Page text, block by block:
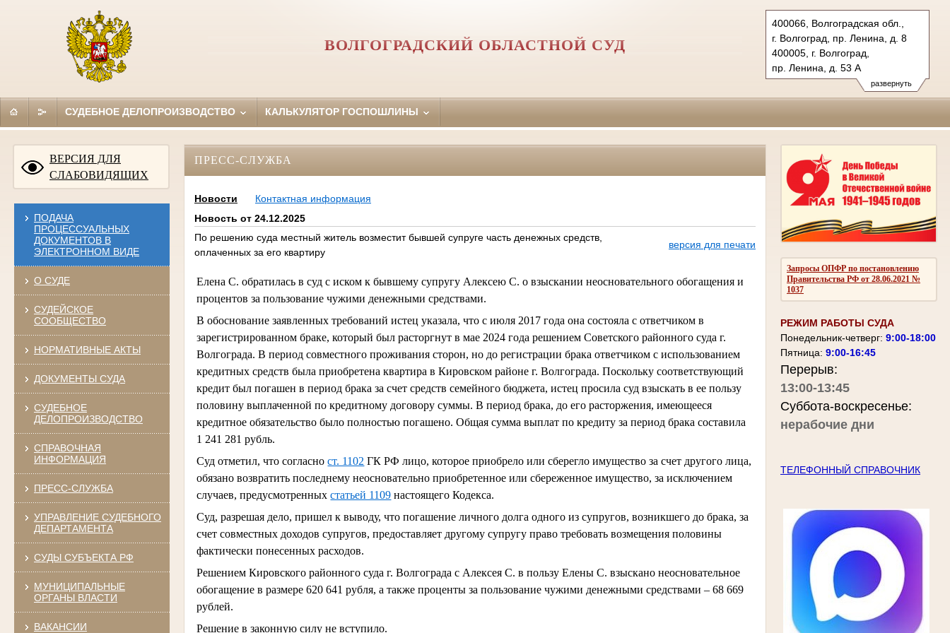
развернуть
400066, Волгоградская обл.,
г. Волгоград, пр. Ленина, д. 8
400005, г. Волгоград,
пр. Ленина, д. 53 А
Тел.: (8442) 38-21-98, 23-87-44
oblsud.vol@sudrf.ru
ВОЛГОГРАДСКИЙ ОБЛАСТНОЙ СУД
СУДЕБНОЕ ДЕЛОПРОИЗВОДСТВО КАЛЬКУЛЯТОР ГОСПОШЛИНЫ
ВЕРСИЯ ДЛЯ
СЛАБОВИДЯЩИХ
ПОДАЧА
ПРОЦЕССУАЛЬНЫХ
ДОКУМЕНТОВ В
ЭЛЕКТРОННОМ ВИДЕ
О СУДЕ
СУДЕЙСКОЕ
СООБЩЕСТВО
НОРМАТИВНЫЕ АКТЫ
ДОКУМЕНТЫ СУДА
СУДЕБНОЕ
ДЕЛОПРОИЗВОДСТВО
СПРАВОЧНАЯ
ИНФОРМАЦИЯ
ПРЕСС-СЛУЖБА
УПРАВЛЕНИЕ СУДЕБНОГО
ДЕПАРТАМЕНТА
СУДЫ СУБЪЕКТА РФ
МУНИЦИПАЛЬНЫЕ
ОРГАНЫ ВЛАСТИ
ВАКАНСИИ
Запросы ОПФР по постановлению
Правительства РФ от 28.06.2021 №
1037
РЕЖИМ РАБОТЫ СУДА
Понедельник-четверг: 9:00-18:00
Пятница: 9:00-16:45
Перерыв:
13:00-13:45
Суббота-воскресенье:
нерабочие дни
ТЕЛЕФОННЫЙ СПРАВОЧНИК
ПРЕСС-СЛУЖБА
Новости
Контактная информация
Новость от 24.12.2025
По решению суда местный житель возместит бывшей супруге часть денежных средств,
оплаченных за его квартиру
версия для печати
Елена С. обратилась в суд с иском к бывшему супругу Алексею С. о взыскании неосновательного обогащения и
процентов за пользование чужими денежными средствами.
В обоснование заявленных требований истец указала, что с июля 2017 года она состояла с ответчиком в
зарегистрированном браке, который был расторгнут в мае 2024 года решением Советского районного суда г.
Волгограда. В период совместного проживания сторон, но до регистрации брака ответчиком с использованием
кредитных средств была приобретена квартира в Кировском районе г. Волгограда. Поскольку соответствующий
кредит был погашен в период брака за счет средств семейного бюджета, истец просила суд взыскать в ее пользу
половину выплаченной по кредитному договору суммы. В период брака, до его расторжения, имеющееся
кредитное обязательство было полностью погашено. Общая сумма выплат по кредиту за период брака составила
1 241 281 рубль.
Суд отметил, что согласност. 1102 ГК РФ лицо, которое приобрело или сберегло имущество за счет другого лица,
обязано возвратить последнему неосновательно приобретенное или сбереженное имущество, за исключением
случаев, предусмотренныхстатьей 1109 настоящего Кодекса.
Суд, разрешая дело, пришел к выводу, что погашение личного долга одного из супругов, возникшего до брака, за
счет совместных доходов супругов, предоставляет другому супругу право требовать возмещения половины
фактически понесенных расходов.
Решением Кировского районного суда г. Волгограда с Алексея С. в пользу Елены С. взыскано неосновательное
обогащение в размере 620 641 рубля, а также проценты за пользование чужими денежными средствами – 68 669
рублей.
Решение в законную силу не вступило.